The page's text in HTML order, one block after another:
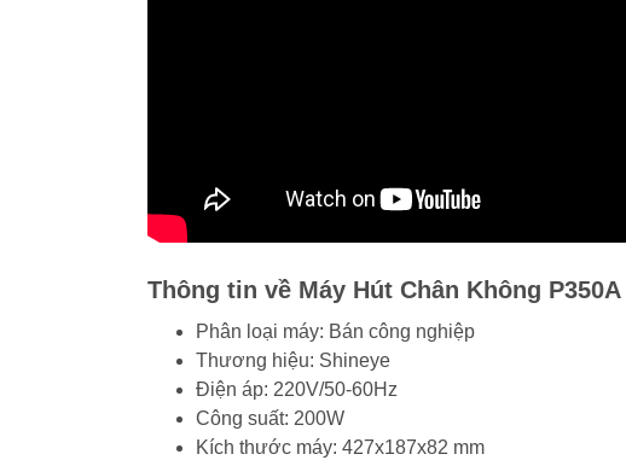
Thông tin về Máy Hút Chân Không P350A
Phân loại máy: Bán công nghiệp
Thương hiệu: Shineye
Điện áp: 220V/50-60Hz
Công suất: 200W
Kích thước máy: 427x187x82 mm